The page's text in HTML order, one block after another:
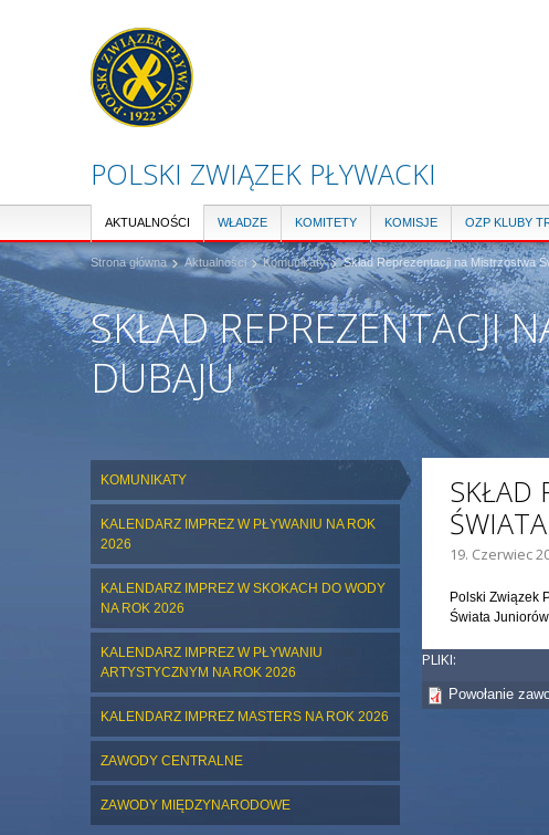
POLSKI ZWIĄZEK PŁYWACKI
AKTUALNOŚCI WŁADZE KOMITETY KOMISJE OZP KLUBY
Strona główna Aktualności Komunikaty Skład Reprezentacji na Mistrzostwa
SKŁAD REPREZENTACJI
DUBAJU
KOMUNIKATY
KALENDARZ IMPREZ W PŁYWANIU NA ROK
2026
KALENDARZ IMPREZ W SKOKACH DO WODY
NA ROK 2026
KALENDARZ IMPREZ W PŁYWANIU
ARTYSTYCZNYM NA ROK 2026
KALENDARZ IMPREZ MASTERS NA ROK 2026
ZAWODY CENTRALNE
ZAWODY MIĘDZYNARODOWE
SKŁAD
19. Czerwiec
Polski Związek
Świata
PLIKI:
Powołanie